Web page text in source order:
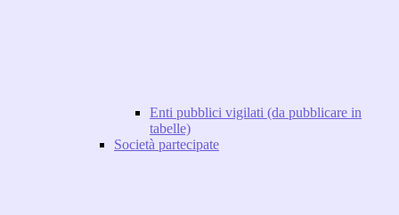
Enti pubblici vigilati (da pubblicare in
tabelle)
Società partecipate